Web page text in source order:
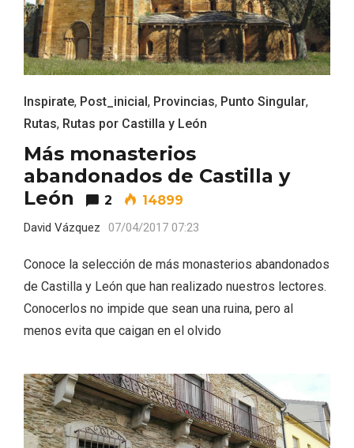
Inspirate, Post_inicial , Provincias, Punto Singular,
Rutas, Rutas por Castilla y León
Más monasterios
abandonados de Castilla y
León
2 14899
David Vázquez 07/04/2017 07:23
Conoce la selección de más monasterios abandonados
de Castilla y León que han realizado nuestros lectores.
Conocerlos no impide que sean una ruina, pero al
menos evita que caigan en el olvido
VII Feria del Vino de Sotillo 2026 ‘Sotillo,